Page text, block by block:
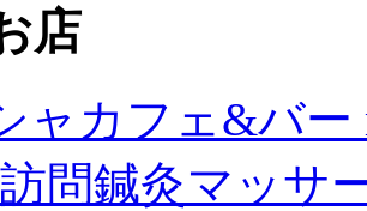
店
ャカフェ&バー
問鍼灸マッサ